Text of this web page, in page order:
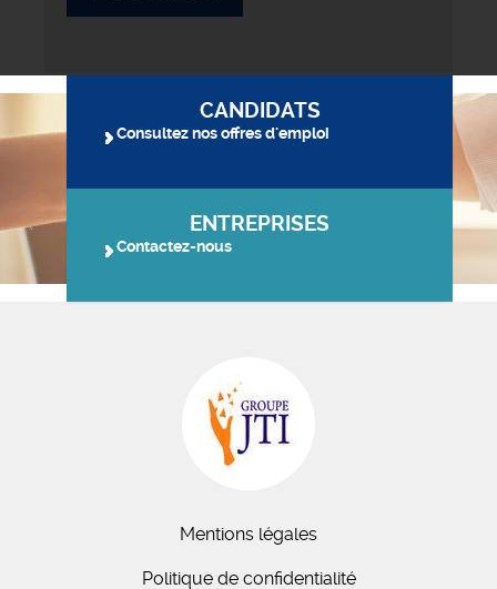
CANDIDATS
Consultez nos offres d'emploi
ENTREPRISES
Contactez-nous
Mentions légales
Politique de confidentialité